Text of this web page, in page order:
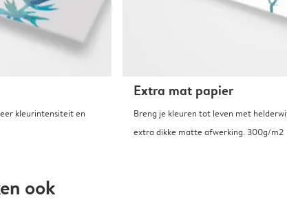
kleurintensiteit en
Extra mat papier
Breng je kleuren tot leven met
extra dikke matte afwerking. 300g/m2
ook